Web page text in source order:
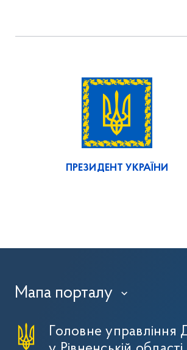
ПРЕЗИДЕНТ УКРАЇНИ
Мапа порталу ›
Головне управління